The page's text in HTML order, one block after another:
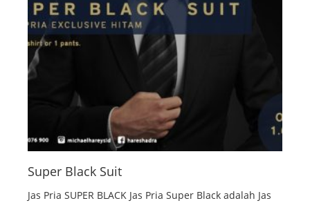
Super Black Suit
Jas Pria SUPER BLACK Jas Pria Super Black adalah Jas